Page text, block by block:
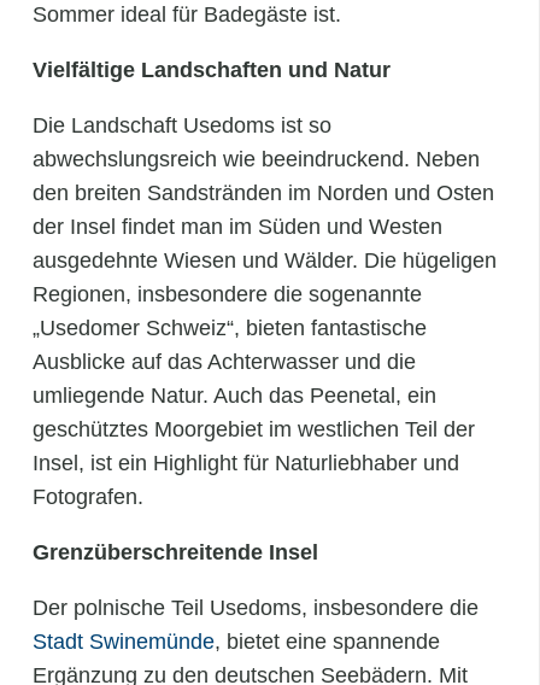
Sommer ideal für Badegäste ist.
Vielfältige Landschaften und Natur
Die Landschaft Usedoms ist so
abwechslungsreich wie beeindruckend. Neben
den breiten Sandstränden im Norden und Osten
der Insel findet man im Süden und Westen
ausgedehnte Wiesen und Wälder. Die hügeligen
Regionen, insbesondere die sogenannte
„Usedomer Schweiz“, bieten fantastische
Ausblicke auf das Achterwasser und die
umliegende Natur. Auch das Peenetal, ein
geschütztes Moorgebiet im westlichen Teil der
Insel, ist ein Highlight für Naturliebhaber und
Fotografen.
Grenzüberschreitende Insel
Der polnische Teil Usedoms, insbesondere die
Stadt Swinemünde, bietet eine spannende
Ergänzung zu den deutschen Seebädern. Mit